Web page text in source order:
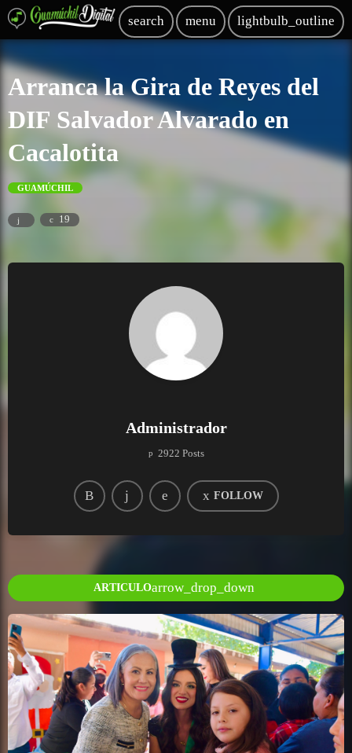
search menu lightbulb_outline
Arranca la Gira de Reyes del
DIF Salvador Alvarado en
Cacalotita
GUAMÚCHIL
19
Administrador
2922 Posts
FOLLOW
ARTICULOarrow_drop_down